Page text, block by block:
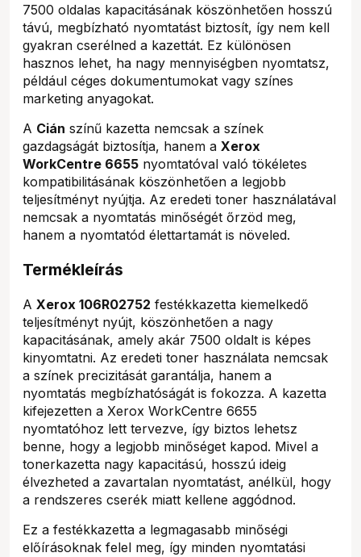
7500 oldalas kapacitásának köszönhetően hosszú
távú, megbízható nyomtatást biztosít, így nem kell
gyakran cserélned a kazettát. Ez különösen
hasznos lehet, ha nagy mennyiségben nyomtatsz,
például céges dokumentumokat vagy színes
marketing anyagokat.
A Cián színű kazetta nemcsak a színek
gazdagságát biztosítja, hanem a Xerox
WorkCentre 6655 nyomtatóval való tökéletes
kompatibilitásának köszönhetően a legjobb
teljesítményt nyújtja. Az eredeti toner használatával
nemcsak a nyomtatás minőségét őrzöd meg,
hanem a nyomtatód élettartamát is növeled.
Termékleírás
A Xerox 106R02752 festékkazetta kiemelkedő
teljesítményt nyújt, köszönhetően a nagy
kapacitásának, amely akár 7500 oldalt is képes
kinyomtatni. Az eredeti toner használata nemcsak
a színek precizitását garantálja, hanem a
nyomtatás megbízhatóságát is fokozza. A kazetta
kifejezetten a Xerox WorkCentre 6655
nyomtatóhoz lett tervezve, így biztos lehetsz
benne, hogy a legjobb minőséget kapod. Mivel a
tonerkazetta nagy kapacitású, hosszú ideig
élvezheted a zavartalan nyomtatást, anélkül, hogy
a rendszeres cserék miatt kellene aggódnod.
Ez a festékkazetta a legmagasabb minőségi
előírásoknak felel meg, így minden nyomtatási